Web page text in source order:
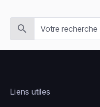
Liens utiles